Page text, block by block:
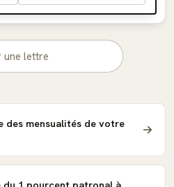
des mensualités de votre